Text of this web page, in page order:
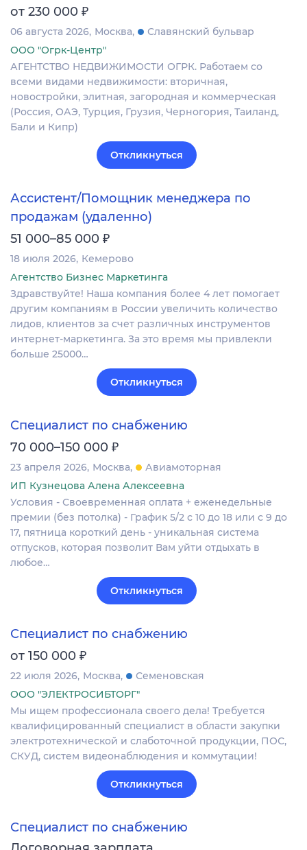
от 230 000 ₽
06 августа 2026 Москва
Славянский бульвар
ООО "Огрк-Центр"
АГЕНТСТВО НЕДВИЖИМОСТИ ОГРК. Работаем со
всеми видами недвижимости: вторичная,
новостройки, элитная, загородная и коммерческая
(Россия, ОАЭ, Турция, Грузия, Черногория, Таиланд,
Бали и Кипр)
Откликнуться
Ассистент/Помощник менеджера по
продажам (удаленно)
51 000–85 000 ₽
18 июля 2026 Кемерово
Агентство Бизнес Маркетинга
Здравствуйте! Наша компания более 4 лет помогает
другим компаниям в России увеличить количество
лидов, клиентов за счет различных инструментов
интернет-маркетинга. За это время мы привлекли
больше 25000…
Откликнуться
Специалист по снабжению
70 000–150 000 ₽
23 апреля 2026 Москва
Авиамоторная
ИП Кузнецова Алена Алексеевна
Условия - Своевременная оплата + еженедельные
премии (без потолка) - График 5/2 с 10 до 18 или с 9 до
17, пятница короткий день - уникальная система
отпусков, которая позволит Вам уйти отдыхать в
любое…
Откликнуться
Специалист по снабжению
от 150 000 ₽
22 июля 2026 Москва
Семеновская
ООО "ЭЛЕКТРОСИБТОРГ"
Мы ищем профессионала своего дела! Требуется
квалифицированный специалист в области закупки
электротехнической и слаботочной продукции, ПОС,
СКУД, систем видеонаблюдения и коммутации!
Откликнуться
Специалист по снабжению